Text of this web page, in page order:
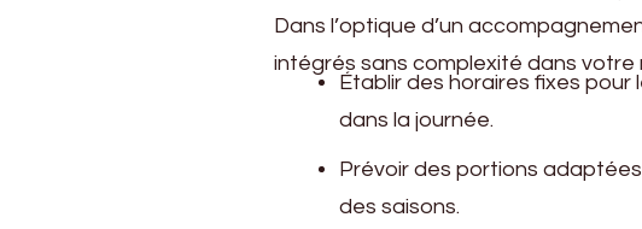
Dans l’optique d’un
intégrés sans complexité dans votre
Établir des horaires fixes pour
dans la journée.
Prévoir des portions
des saisons.